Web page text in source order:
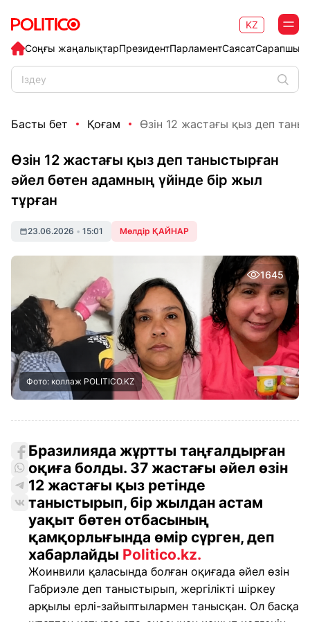
Соңғы жаңалықтарПрезидентПарламентСаясат
KZ
Басты бет Қоғам Өзін 12 жастағы қыз деп
Өзін 12 жастағы қыз деп таныстырған
әйел бөтен адамның үйінде бір жыл
тұрған
23.06.2026 • 15:01 Мөлдір ҚАЙНАР
1645
Фото: коллаж POLITICO.KZ
Бразилияда жұртты таңғалдырған
оқиға болды. 37 жастағы әйел өзін
12 жастағы қыз ретінде
таныстырып, бір жылдан астам
уақыт бөтен отбасының
қамқорлығында өмір сүрген, деп
хабарлайды Politico.kz.
Жоинвили қаласында болған оқиғада әйел өзін
Габриэле деп таныстырып, жергілікті шіркеу
арқылы ерлі-зайыптылармен танысқан. Ол басқа